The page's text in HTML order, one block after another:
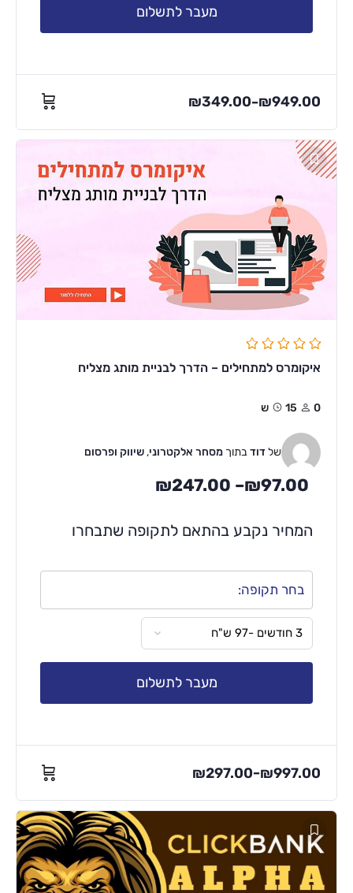
מעבר לתשלום
₪349.00–₪949.00
איקומרס למתחילים – הדרך לבניית מותג מצליח
0 15ש
שלדודבתוך מסחר אלקטרוני, שיווק ופרסום
₪97.00
–
₪247.00
המחיר נקבע בהתאם לתקופה שתבחרו
בחר תקופה:
מעבר לתשלום
₪297.00–₪997.00